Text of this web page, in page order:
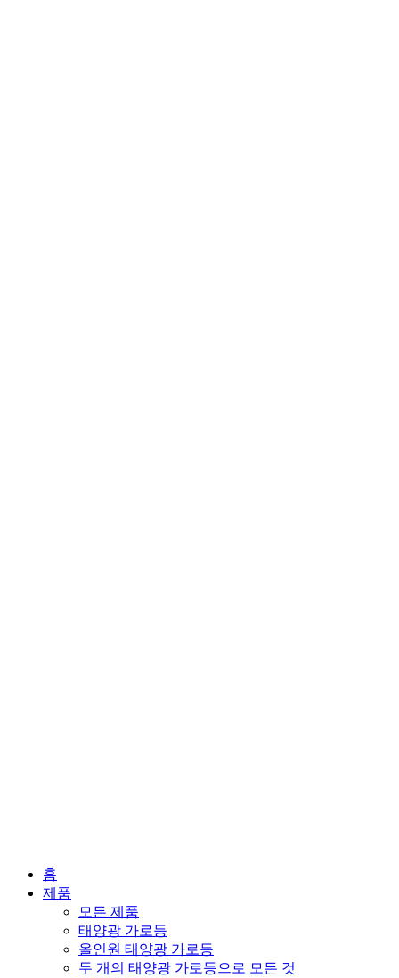
홈
제품
모든 제품
태양광 가로등
올인원 태양광 가로등
두 개의 태양광 가로등으로 모든 것